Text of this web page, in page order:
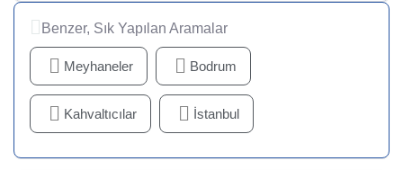
Benzer, Sık Yapılan Aramalar
Meyhaneler Bodrum
Kahvaltıcılar İstanbul